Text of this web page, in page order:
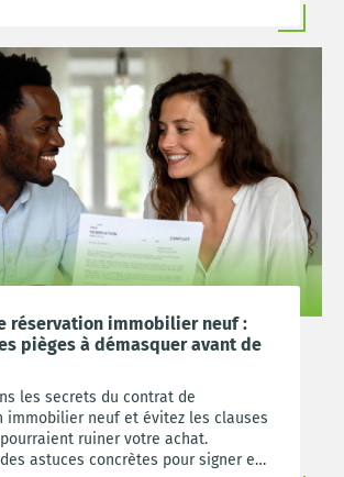
réservation immobilier neuf :
pièges à démasquer avant de
les secrets du contrat de
immobilier neuf et évitez les clauses
ruiner votre achat.
astuces concrètes pour signer en